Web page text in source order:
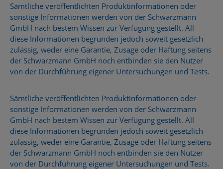
Sämtliche veröffentlichten Produktinformationen oder
sonstige Informationen werden von der Schwarzmann
GmbH nach bestem Wissen zur Verfügung gestellt. All
diese Informationen begründen jedoch soweit gesetzlich
zulässig, weder eine Garantie, Zusage oder Haftung seitens
der Schwarzmann GmbH noch entbinden sie den Nutzer
von der Durchführung eigener Untersuchungen und Tests.
Sämtliche veröffentlichten Produktinformationen oder
sonstige Informationen werden von der Schwarzmann
GmbH nach bestem Wissen zur Verfügung gestellt. All
diese Informationen begründen jedoch soweit gesetzlich
zulässig, weder eine Garantie, Zusage oder Haftung seitens
der Schwarzmann GmbH noch entbinden sie den Nutzer
von der Durchführung eigener Untersuchungen und Tests.